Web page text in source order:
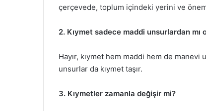
çerçevede, toplum içindeki yerini ve
2. Kıymet sadece maddi unsurlardan mı
Hayır, kıymet hem maddi hem de
unsurlar da kıymet taşır.
3. Kıymetler zamanla değişir mi?